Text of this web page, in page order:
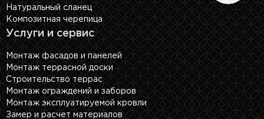
Натуральный сланец
Композитная черепица
Услуги и сервис
Монтаж фасадов и панелей
Монтаж террасной доски
Строительство террас
Монтаж ограждений и заборов
Монтаж эксплуатируемой кровли
Замер и расчет материалов